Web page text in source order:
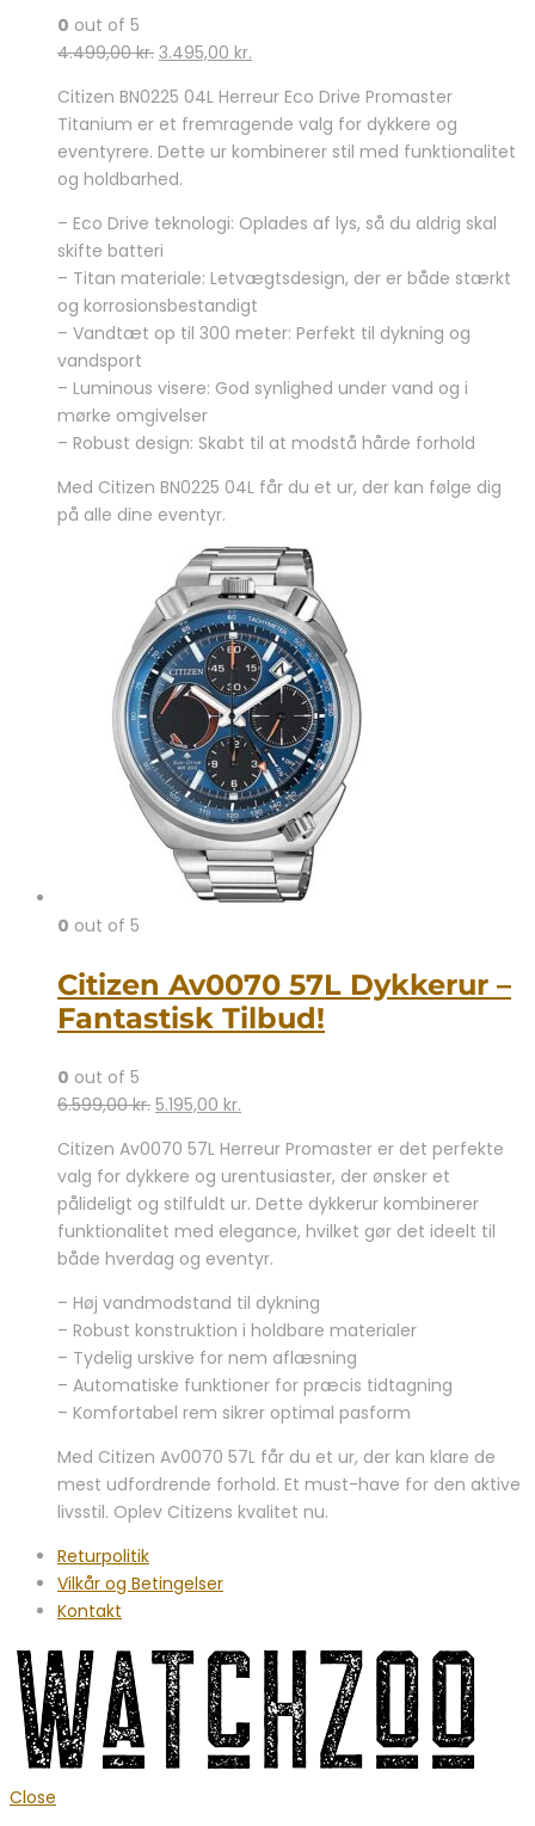
0 out of 5
4.499,00kr. Den
pris
var:
4.499,00 kr..
3.495,00 kr.
pris
er:
3.495,00 kr..
Citizen BN0225 04L Herreur Eco Drive Promaster
Titanium er et fremragende valg for dykkere og
eventyrere. Dette ur kombinerer stil med funktionalitet
og holdbarhed.
– Eco Drive teknologi: Oplades af lys, så du aldrig skal
skifte batteri
– Titan materiale: Letvægtsdesign, der er både stærkt
og korrosionsbestandigt
– Vandtæt op til 300 meter: Perfekt til dykning og
vandsport
– Luminous visere: God synlighed under vand og i
mørke omgivelser
– Robust design: Skabt til at modstå hårde forhold
Med Citizen BN0225 04L får du et ur, der kan følge dig
på alle dine eventyr.
0 out of 5
Citizen Av0070 57L Dykkerur –
Fantastisk Tilbud!
0 out of 5
6.599,00kr. Den
pris
var:
6.599,00 kr..
5.195,00 kr.
pris
er:
5.195,00 kr..
Citizen Av0070 57L Herreur Promaster er det perfekte
valg for dykkere og urentusiaster, der ønsker et
pålideligt og stilfuldt ur. Dette dykkerur kombinerer
funktionalitet med elegance, hvilket gør det ideelt til
både hverdag og eventyr.
– Høj vandmodstand til dykning
– Robust konstruktion i holdbare materialer
– Tydelig urskive for nem aflæsning
– Automatiske funktioner for præcis tidtagning
– Komfortabel rem sikrer optimal pasform
Med Citizen Av0070 57L får du et ur, der kan klare de
mest udfordrende forhold. Et must-have for den aktive
livsstil. Oplev Citizens kvalitet nu.
Returpolitik
Vilkår og Betingelser
Kontakt
Close